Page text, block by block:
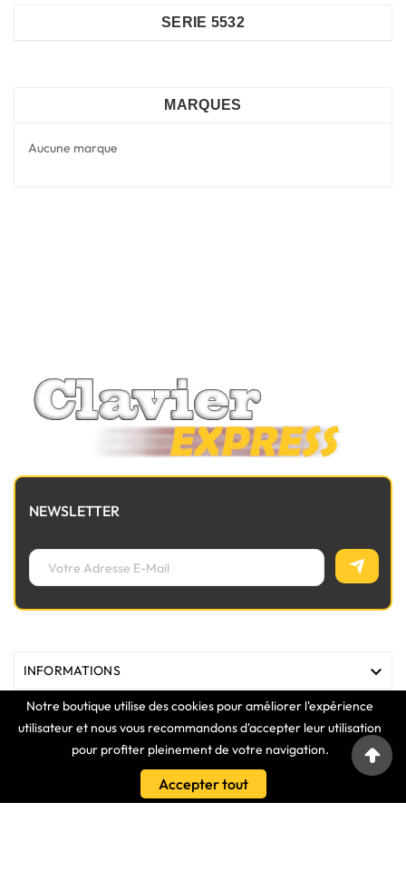
Notre boutique utilise des cookies pour améliorer l'expérience
utilisateur et nous vous recommandons d'accepter leur utilisation
pour profiter pleinement de votre navigation.
Accepter tout
SERIE 5532
MARQUES
Aucune marque
NEWSLETTER
INFORMATIONS 

